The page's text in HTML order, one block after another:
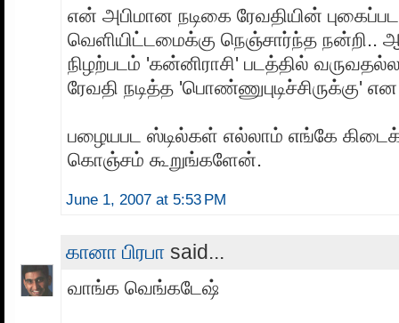
என் அபிமான நடிகை ரேவதியின்
வெளியிட்டமைக்கு நெஞ்சார்ந்த
நிழற்படம் 'கன்னிராசி' படத்தில்
ரேவதி நடித்த 'பொண்ணுபுடிச்சிருக்கு'
பழையபட ஸ்டில்கள் எல்லாம் எங்கே
கொஞ்சம் கூறுங்களேன்.
June 1, 2007 at 5:53 PM
கானா பிரபா said...
வாங்க வெங்கடேஷ்